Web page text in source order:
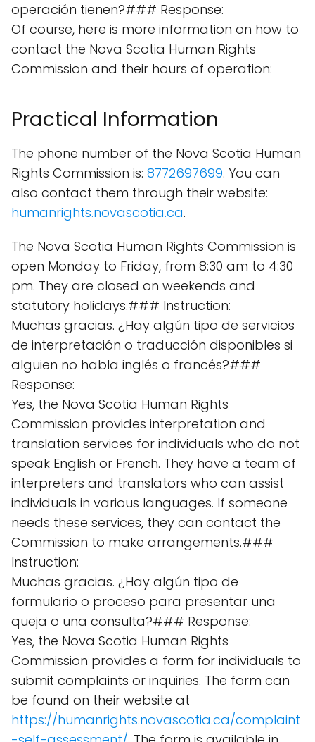
operación tienen?### Response:
Of course, here is more information on how to
contact the Nova Scotia Human Rights
Commission and their hours of operation:
Practical Information
The phone number of the Nova Scotia Human
Rights Commission is: 8772697699. You can
also contact them through their website:
humanrights.novascotia.ca.
The Nova Scotia Human Rights Commission is
open Monday to Friday, from 8:30 am to 4:30
pm. They are closed on weekends and
statutory holidays.### Instruction:
Muchas gracias. ¿Hay algún tipo de servicios
de interpretación o traducción disponibles si
alguien no habla inglés o francés?###
Response:
Yes, the Nova Scotia Human Rights
Commission provides interpretation and
translation services for individuals who do not
speak English or French. They have a team of
interpreters and translators who can assist
individuals in various languages. If someone
needs these services, they can contact the
Commission to make arrangements.###
Instruction:
Muchas gracias. ¿Hay algún tipo de
formulario o proceso para presentar una
queja o una consulta?### Response:
Yes, the Nova Scotia Human Rights
Commission provides a form for individuals to
submit complaints or inquiries. The form can
be found on their website at
https://humanrights.novascotia.ca/complaint